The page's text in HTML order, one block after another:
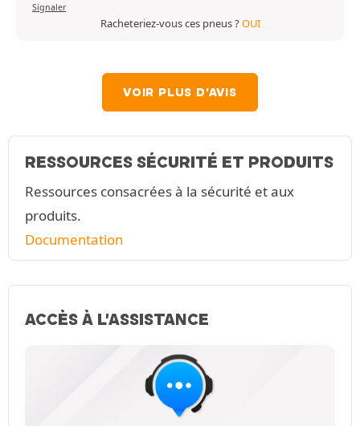
Signaler
Racheteriez-vous ces pneus ?OUI
VOIR PLUS D'AVIS
RESSOURCES SÉCURITÉ ET PRODUITS
Ressources consacrées à la sécurité et aux
produits.
Documentation
ACCÈS À L'ASSISTANCE